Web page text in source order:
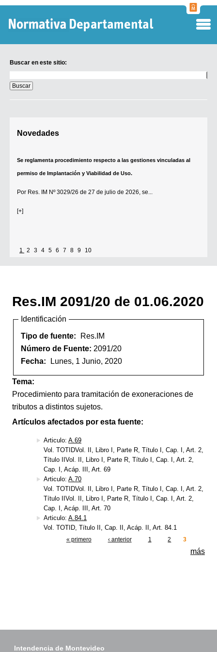
Buscar en este sitio:
en
este
sitio:
Novedades
Se reglamenta procedimiento respecto a las gestiones vinculadas al
permiso de Implantación y Viabilidad de Uso.
Por Res. IM Nº 3029/26 de 27 de julio de 2026, se...
[+]
1 2 3 4 5 6 7 8 9 10
Res.IM 2091/20 de 01.06.2020
Identificación
Tipo de fuente:
Res.IM
Número de Fuente: 2091/20
Fecha:
Lunes, 1 Junio, 2020
Tema:
Procedimiento para tramitación de exoneraciones de
tributos a distintos sujetos.
Artículos afectados por esta fuente:
Articulo: A.69
Vol. TOTIDVol. II, Libro I, Parte R, Título I, Cap. I, Art. 2,
Título IIVol. II, Libro I, Parte R, Título I, Cap. I, Art. 2,
Cap. I, Acáp. III, Art. 69
Articulo: A.70
Vol. TOTIDVol. II, Libro I, Parte R, Título I, Cap. I, Art. 2,
Título IIVol. II, Libro I, Parte R, Título I, Cap. I, Art. 2,
Cap. I, Acáp. III, Art. 70
Articulo: A.84.1
Vol. TOTID, Título II, Cap. II, Acáp. II, Art. 84.1
« primero ‹ anterior 1 2 3
más
Intendencia de Montevideo